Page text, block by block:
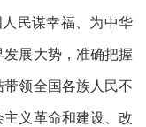
民谋幸福、为中华
展大势，准确把握
领全国各族人民不
义革命和建设、改